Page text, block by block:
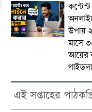
উপায়
মাসে
আয়ের
এই সপ্তাহের